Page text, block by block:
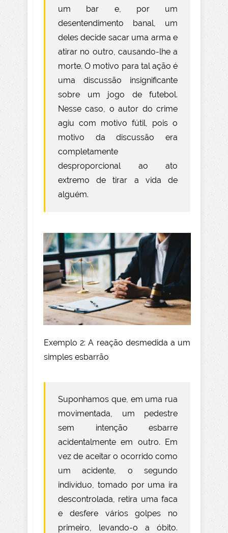
um bar e, por um
desentendimento banal, um
deles decide sacar uma arma e
atirar no outro, causando-lhe a
morte. O motivo para tal ação é
uma discussão insignificante
sobre um jogo de futebol.
Nesse caso, o autor do crime
agiu com motivo fútil, pois o
motivo da discussão era
completamente
desproporcional ao ato
extremo de tirar a vida de
alguém.
Exemplo 2: A reação desmedida a um
simples esbarrão
Suponhamos que, em uma rua
movimentada, um pedestre
sem intenção esbarre
acidentalmente em outro. Em
vez de aceitar o ocorrido como
um acidente, o segundo
indivíduo, tomado por uma ira
descontrolada, retira uma faca
e desfere vários golpes no
primeiro, levando-o a óbito.